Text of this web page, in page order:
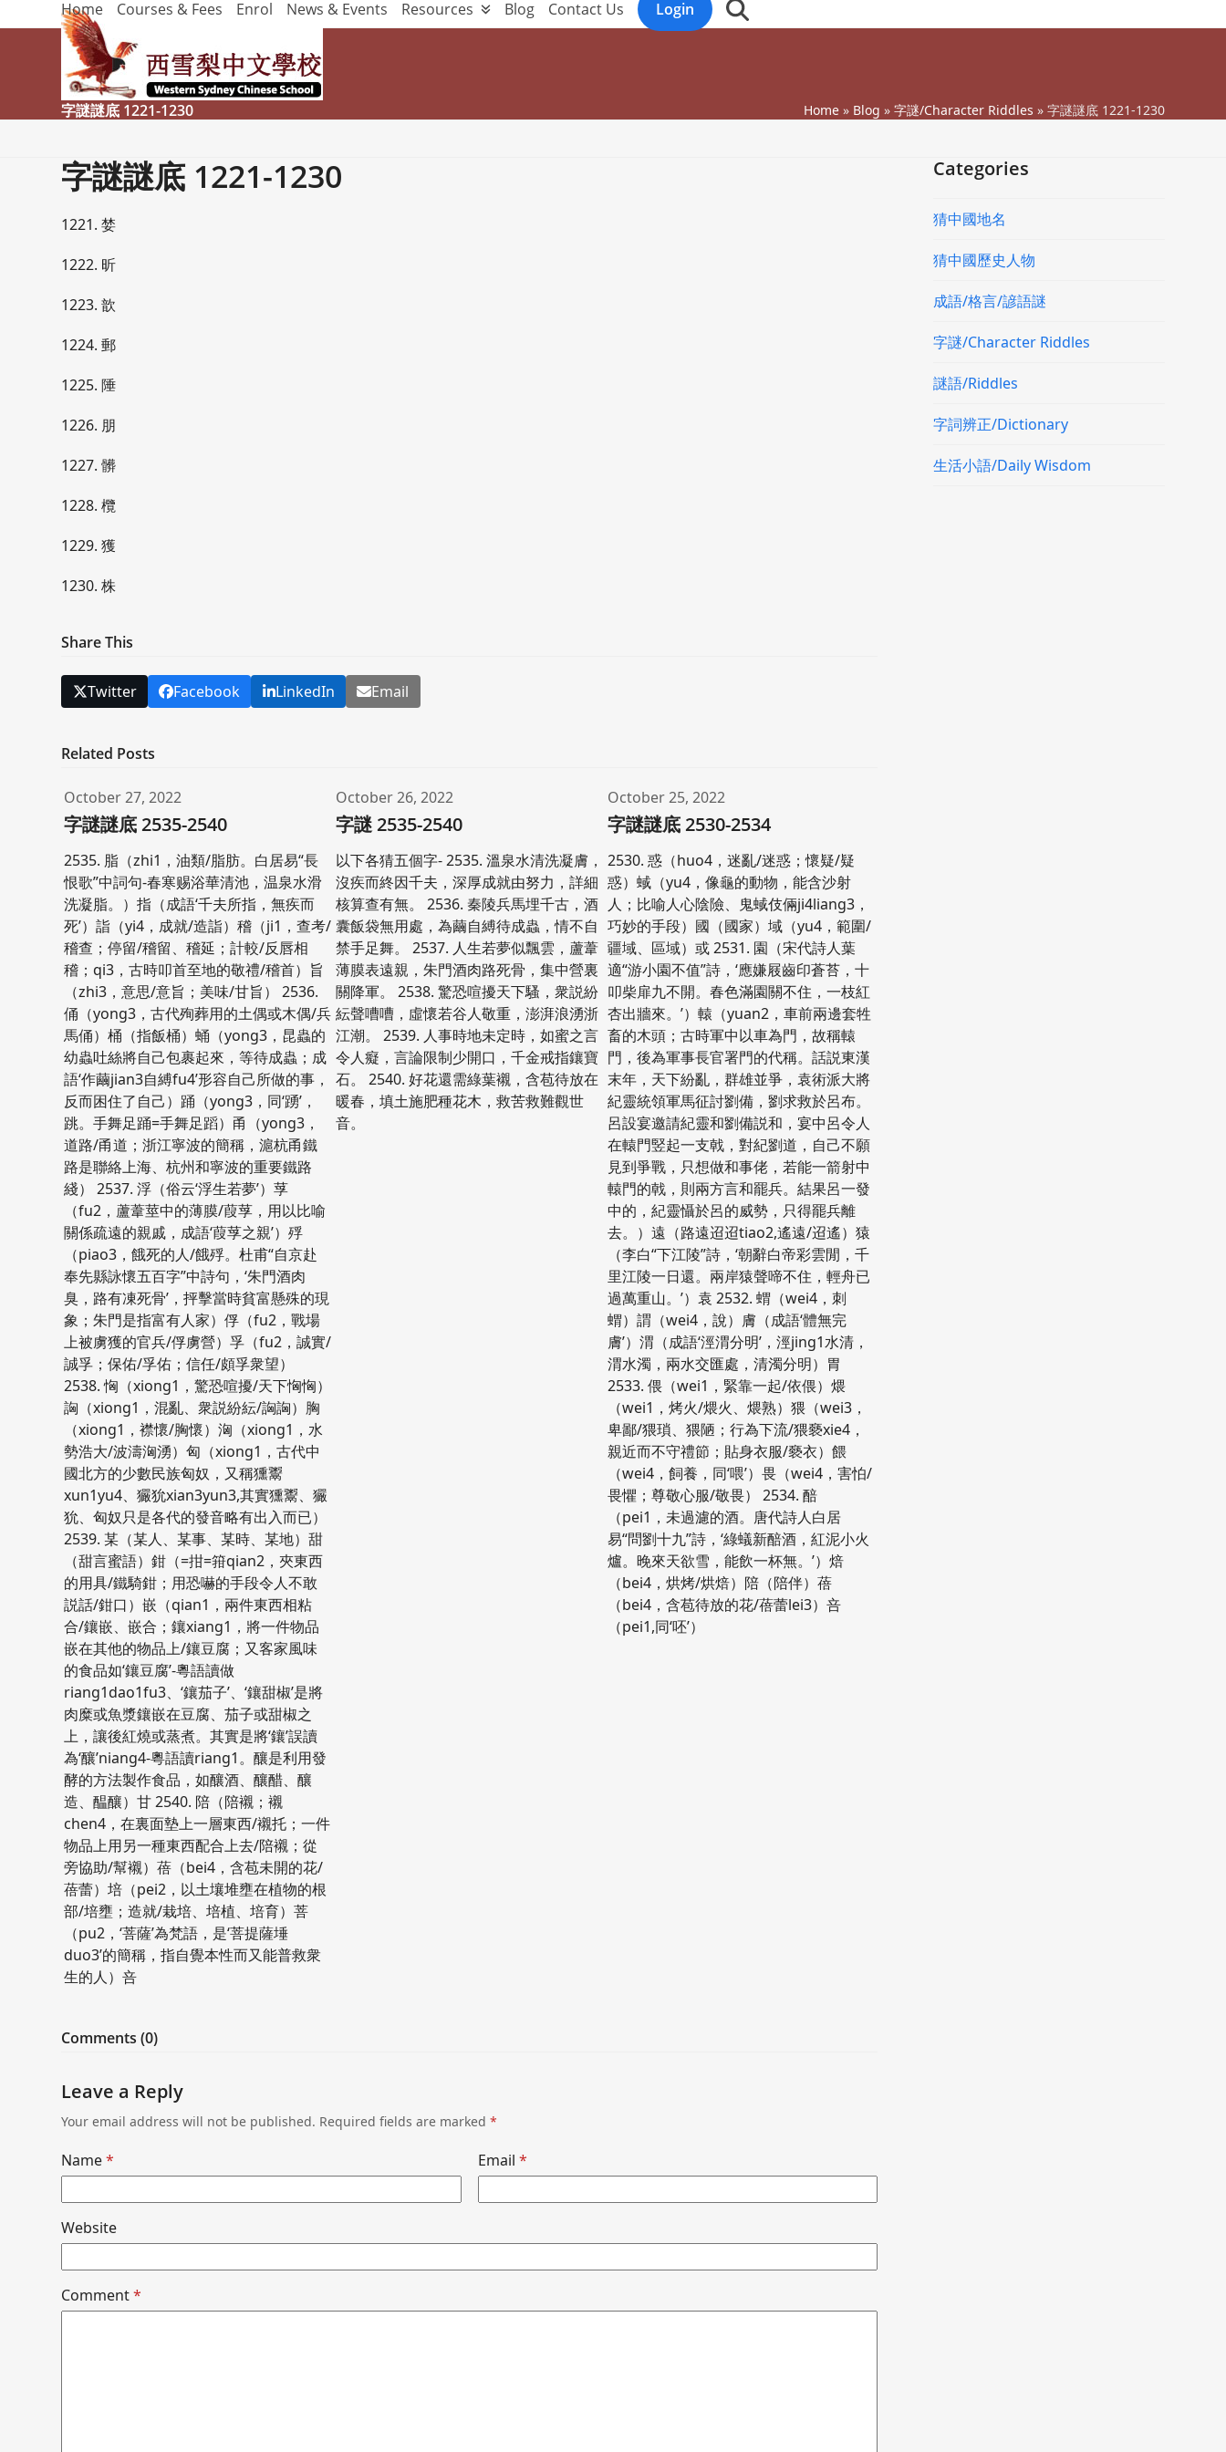
to
Home Courses & Fees Enrol News & Events Resources Blog Contact Us Login
字謎謎底 1221-1230 Home» Blog » 字謎/Character Riddles » 字謎謎底 1221-1230
字謎謎底 1221-1230
1221. 婪
1222. 昕
1223. 歆
1224. 郵
1225. 陲
1226. 朋
1227. 髒
1228. 欖
1229. 獲
1230. 株
Share This
Twitter Facebook LinkedIn Email
Related Posts
October 27, 2022
字謎謎底 2535-2540
2535. 脂（zhi1，油類/脂肪。白居易“長
恨歌”中詞句-春寒赐浴華清池，温泉水滑
洗凝脂。）指（成語‘千夫所指，無疾而
死’）詣（yi4，成就/造詣）稽（ji1，查考/
稽查；停留/稽留、稽延；計較/反唇相
稽；qi3，古時叩首至地的敬禮/稽首）旨
（zhi3，意思/意旨；美味/甘旨） 2536.
俑（yong3，古代殉葬用的土偶或木偶/兵
馬俑）桶（指飯桶）蛹（yong3，昆蟲的
幼蟲吐絲將自己包裹起來，等待成蟲；成
語‘作繭jian3自縛fu4’形容自己所做的事，
反而困住了自己）踊（yong3，同‘踴’，
跳。手舞足踊=手舞足蹈）甬（yong3，
道路/甬道；浙江寧波的簡稱，滬杭甬鐵
路是聯絡上海、杭州和寧波的重要鐵路
綫） 2537. 浮（俗云‘浮生若夢’）莩
（fu2，蘆葦莖中的薄膜/葭莩，用以比喻
關係疏遠的親戚，成語‘葭莩之親’）殍
（piao3，餓死的人/餓殍。杜甫“自京赴
奉先縣詠懷五百字”中詩句，‘朱門酒肉
臭，路有凍死骨’，抨擊當時貧富懸殊的現
象；朱門是指富有人家）俘（fu2，戰場
上被虜獲的官兵/俘虜營）孚（fu2，誠實/
誠孚；保佑/孚佑；信任/頗孚衆望）
2538. 恟（xiong1，驚恐喧擾/天下恟恟）
詾（xiong1，混亂、衆説紛紜/詾詾）胸
（xiong1，襟懷/胸懷）洶（xiong1，水
勢浩大/波濤洶湧）匈（xiong1，古代中
國北方的少數民族匈奴，又稱獯鬻
xun1yu4、玁狁xian3yun3,其實獯鬻、玁
狁、匈奴只是各代的發音略有出入而已）
2539. 某（某人、某事、某時、某地）甜
（甜言蜜語）鉗（=拑=箝qian2，夾東西
的用具/鐵騎鉗；用恐嚇的手段令人不敢
説話/鉗口）嵌（qian1，兩件東西相粘
合/鑲嵌、嵌合；鑲xiang1，將一件物品
嵌在其他的物品上/鑲豆腐；又客家風味
的食品如‘鑲豆腐’-粵語讀做
riang1dao1fu3、‘鑲茄子’、‘鑲甜椒’是將
肉糜或魚漿鑲嵌在豆腐、茄子或甜椒之
上，讓後紅燒或蒸煮。其實是將‘鑲’誤讀
為‘釀’niang4-粵語讀riang1。釀是利用發
酵的方法製作食品，如釀酒、釀醋、釀
造、醖釀）甘 2540. 陪（陪襯；襯
chen4，在裏面墊上一層東西/襯托；一件
物品上用另一種東西配合上去/陪襯；從
旁協助/幫襯）蓓（bei4，含苞未開的花/
蓓蕾）培（pei2，以土壤堆壅在植物的根
部/培壅；造就/栽培、培植、培育）菩
（pu2，‘菩薩’為梵語，是‘菩提薩埵
duo3’的簡稱，指自覺本性而又能普救衆
生的人）咅
October 26, 2022
字謎 2535-2540
以下各猜五個字- 2535. 溫泉水清洗凝膚，
沒疾而終因千夫，深厚成就由努力，詳細
核算查有無。 2536. 秦陵兵馬埋千古，酒
囊飯袋無用處，為繭自縛待成蟲，情不自
禁手足舞。 2537. 人生若夢似飄雲，蘆葦
薄膜表遠親，朱門酒肉路死骨，集中營裏
關降軍。 2538. 驚恐喧擾天下騷，衆説紛
紜聲嘈嘈，虛懷若谷人敬重，澎湃浪湧浙
江潮。 2539. 人事時地未定時，如蜜之言
令人癡，言論限制少開口，千金戒指鑲寶
石。 2540. 好花還需綠葉襯，含苞待放在
暖春，填土施肥種花木，救苦救難觀世
音。
October 25, 2022
字謎謎底 2530-2534
2530. 惑（huo4，迷亂/迷惑；懷疑/疑
惑）蜮（yu4，像龜的動物，能含沙射
人；比喻人心陰險、鬼蜮伎倆ji4liang3，
巧妙的手段）國（國家）域（yu4，範圍/
疆域、區域）或 2531. 園（宋代詩人葉
適“游小園不值”詩，‘應嫌屐齒印蒼苔，十
叩柴扉九不開。春色滿園關不住，一枝紅
杏出牆來。’）轅（yuan2，車前兩邊套牲
畜的木頭；古時軍中以車為門，故稱轅
門，後為軍事長官署門的代稱。話説東漢
末年，天下紛亂，群雄並爭，袁術派大將
紀靈統領軍馬征討劉備，劉求救於呂布。
呂設宴邀請紀靈和劉備説和，宴中呂令人
在轅門竪起一支戟，對紀劉道，自己不願
見到爭戰，只想做和事佬，若能一箭射中
轅門的戟，則兩方言和罷兵。結果呂一發
中的，紀靈懾於呂的威勢，只得罷兵離
去。）遠（路遠迢迢tiao2,遙遠/迢遙）猿
（李白“下江陵”詩，‘朝辭白帝彩雲閒，千
里江陵一日還。兩岸猿聲啼不住，輕舟已
過萬重山。’）袁 2532. 蝟（wei4，刺
蝟）謂（wei4，說）膚（成語‘體無完
膚’）渭（成語‘涇渭分明’，涇jing1水清，
渭水濁，兩水交匯處，清濁分明）胃
2533. 偎（wei1，緊靠一起/依偎）煨
（wei1，烤火/煨火、煨熟）猥（wei3，
卑鄙/猥瑣、猥陋；行為下流/猥褻xie4，
親近而不守禮節；貼身衣服/褻衣）餵
（wei4，飼養，同‘喂’）畏（wei4，害怕/
畏懼；尊敬心服/敬畏） 2534. 醅
（pei1，未過濾的酒。唐代詩人白居
易“問劉十九”詩，‘綠蟻新醅酒，紅泥小火
爐。晚來天欲雪，能飲一杯無。’）焙
（bei4，烘烤/烘焙）陪（陪伴）蓓
（bei4，含苞待放的花/蓓蕾lei3）咅
（pei1,同‘呸’）
Comments (0)
Leave a Reply
Your email address will not be published. Required fields are marked*
Name* Email *
Website
Comment*
Categories
猜中國地名
猜中國歷史人物
成語/格言/諺語謎
字謎/Character Riddles
謎語/Riddles
字詞辨正/Dictionary
生活小語/Daily Wisdom